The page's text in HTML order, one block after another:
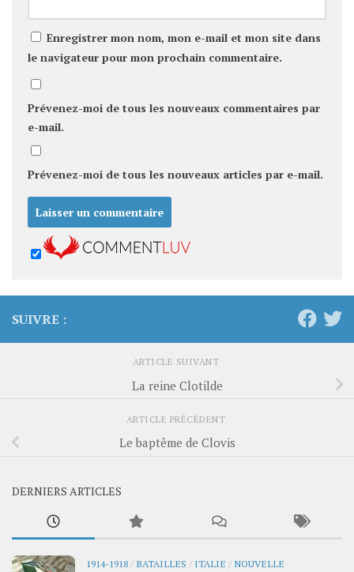
Enregistrer mon nom, mon e-mail et mon site dans
le navigateur pour mon prochain commentaire.
Prévenez-moi de tous les nouveaux commentaires par
e-mail.
Prévenez-moi de tous les nouveaux articles par e-mail.
SUIVRE :
ARTICLE SUIVANT
La reine Clotilde
ARTICLE PRÉCÉDENT
Le baptême de Clovis
DERNIERS ARTICLES
1914-1918 / BATAILLES / ITALIE / NOUVELLE